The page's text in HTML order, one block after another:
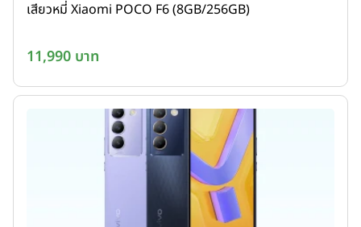
เสียวหมี่ Xiaomi POCO F6 (8GB/256GB)
11,990 บาท